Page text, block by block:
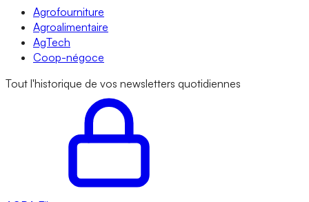
Agrofourniture
Agroalimentaire
AgTech
Coop-négoce
Tout l'historique de vos newsletters quotidiennes